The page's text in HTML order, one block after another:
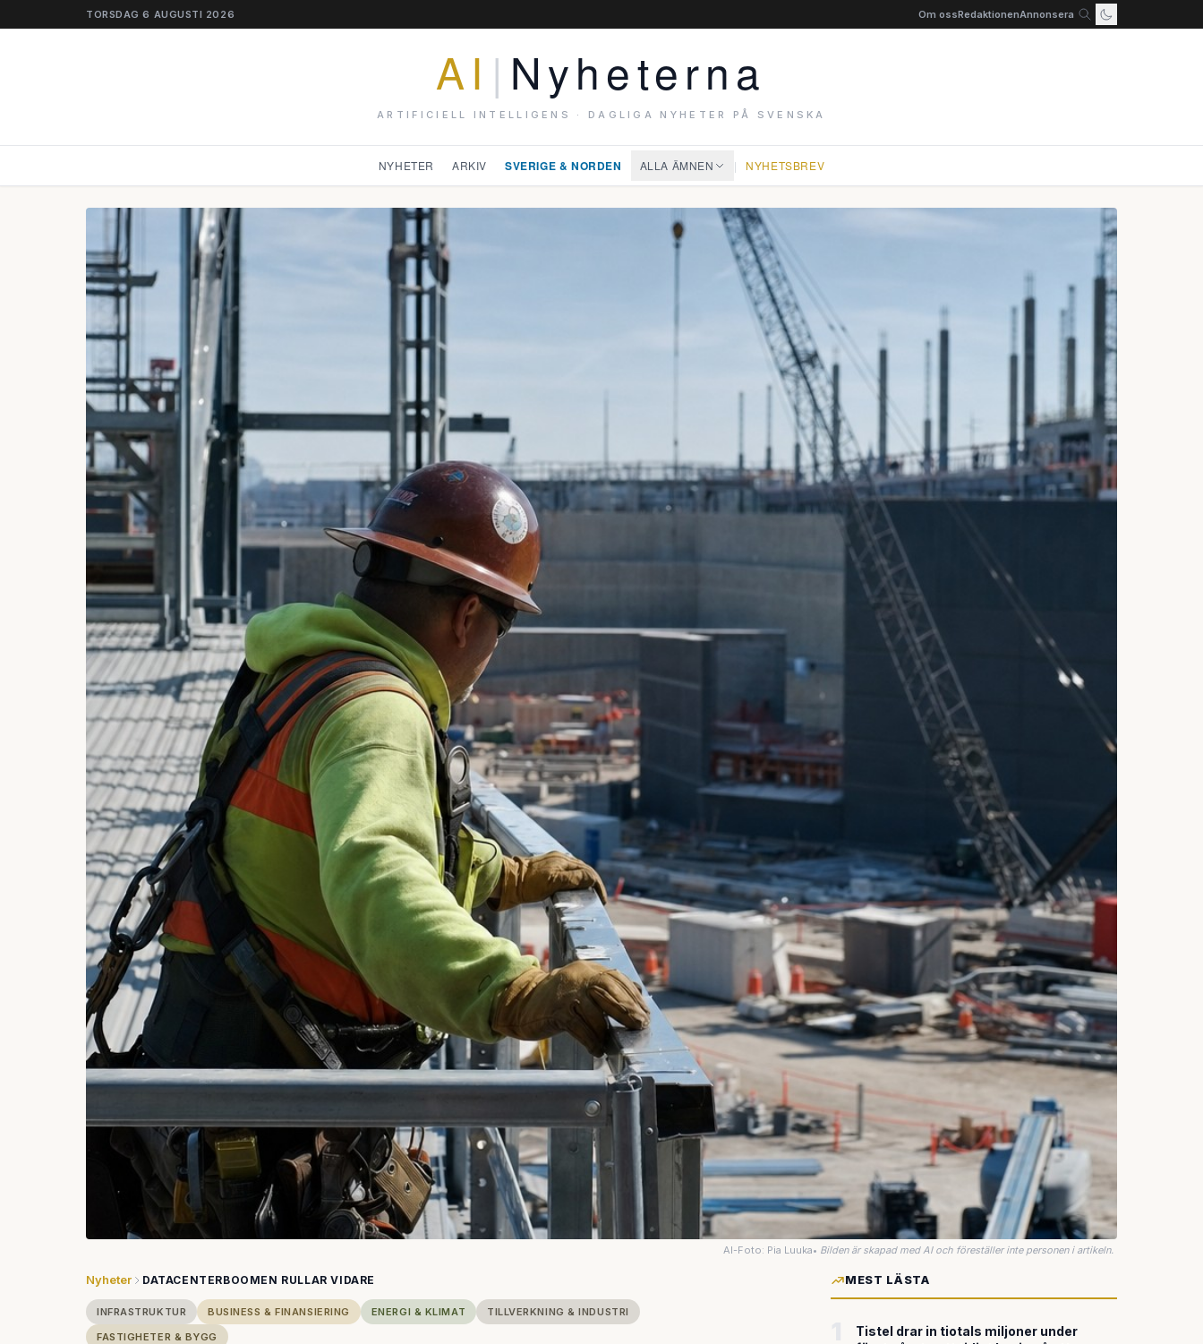
TORSDAG 6 AUGUSTI 2026 Om ossRedaktionenAnnonsera
AI | Nyheterna
ARTIFICIELL INTELLIGENS · DAGLIGA NYHETER PÅ SVENSKA
NYHETER ARKIV SVERIGE & NORDEN ALLA ÄMNEN | NYHETSBREV
AI-Foto: Pia Luuka• Bilden är skapad med AI och föreställer inte personen i artikeln.
Nyheter DATACENTERBOOMEN RULLAR VIDARE
INFRASTRUKTUR BUSINESS & FINANSIERING ENERGI & KLIMAT
TILLVERKNING & INDUSTRI
FASTIGHETER & BYGG
MEST LÄSTA
Tistel drar in tiotals miljoner under